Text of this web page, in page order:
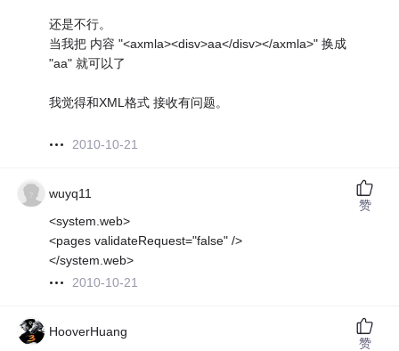
还是不行。
当我把 内容 "<axmla><disv>aa</disv></axmla>" 换成
"aa" 就可以了
我觉得和XML格式 接收有问题。
2010-10-21
wuyq11
<system.web>
<pages validateRequest="false" />
</system.web>
2010-10-21
赞
HooverHuang
赞